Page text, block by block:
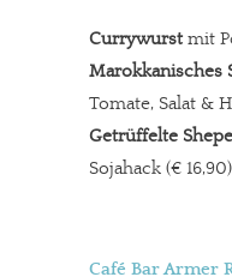
Currywurst mit
Marokkanisches
Tomate, Salat &
Getrüffelte
Sojahack (€ 16,90)
Café Bar Armer